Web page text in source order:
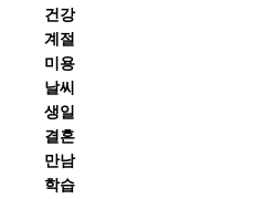
건강
계절
미용
날씨
생일
결혼
만남
학습